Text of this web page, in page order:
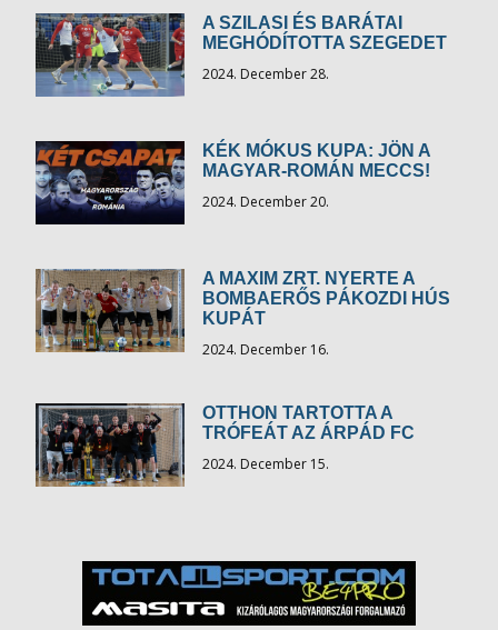
A SZILASI ÉS BARÁTAI
MEGHÓDÍTOTTA SZEGEDET
2024. December 28.
KÉK MÓKUS KUPA: JÖN A
MAGYAR-ROMÁN MECCS!
2024. December 20.
A MAXIM ZRT. NYERTE A
BOMBAERŐS PÁKOZDI HÚS
KUPÁT
2024. December 16.
OTTHON TARTOTTA A
TRÓFEÁT AZ ÁRPÁD FC
2024. December 15.